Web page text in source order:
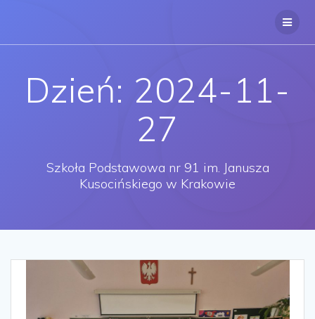
Dzień: 2024-11-
27
Szkoła Podstawowa nr 91 im. Janusza
Kusocińskiego w Krakowie